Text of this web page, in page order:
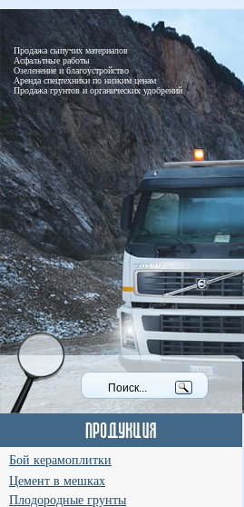
Продажа сыпучих материалов
Асфальтные работы
Озеленение и благоустройство
Аренда спецтехники по низким ценам
Продажа грунтов и органических удобрений
Бой керамоплитки
Цемент в мешках
Плодородные грунты